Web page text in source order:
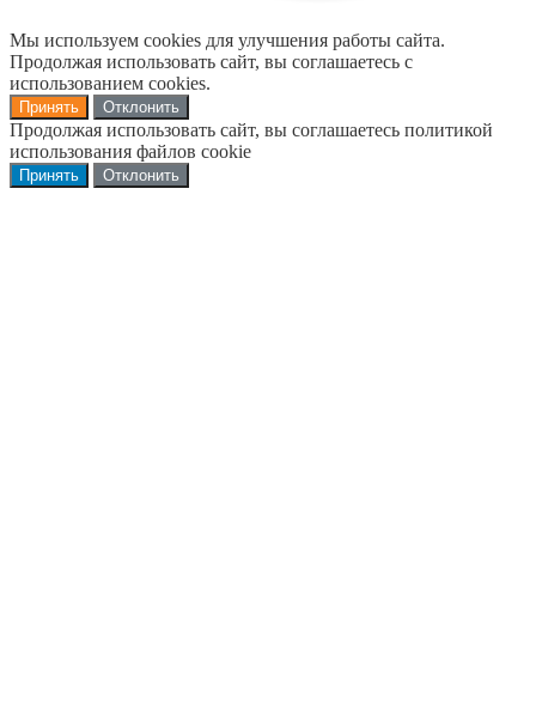
Мы используем cookies для улучшения работы сайта.
Продолжая использовать сайт, вы соглашаетесь с
использованием cookies.
Принять Отклонить
Продолжая использовать сайт, вы соглашаетесь политикой
использования файлов cookie
Принять Отклонить